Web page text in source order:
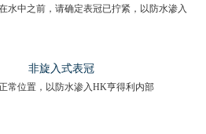
水中之前，请确定表冠已拧紧，以防水渗入
非旋入式表冠
常位置，以防水渗入HK亨得利内部